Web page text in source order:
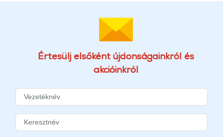
Értesülj elsőként újdonságainkról és
akcióinkról